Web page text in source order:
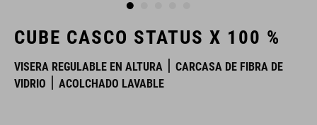
CUBE CASCO STATUS X 100 %
VISERA REGULABLE EN ALTURA
CARCASA DE FIBRA DE
VIDRIO
ACOLCHADO LAVABLE